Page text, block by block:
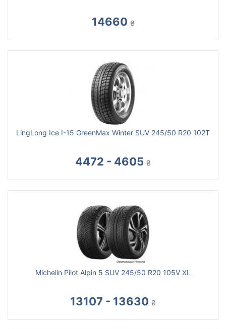
14660 ₴
LingLong Ice I-15 GreenMax Winter SUV 245/50 R20 102T
4472 - 4605 ₴
Michelin Pilot Alpin 5 SUV 245/50 R20 105V XL
13107 - 13630 ₴